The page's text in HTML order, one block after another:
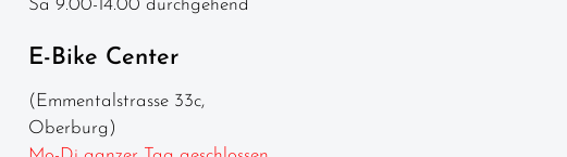
Sa 9.00-14.00 durchgehend
E-Bike Center
(Emmentalstrasse 33c,
Oberburg)